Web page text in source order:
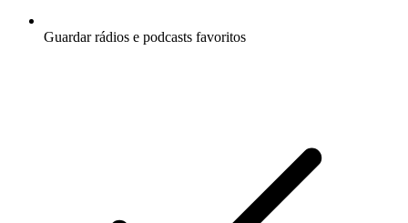
Guardar rádios e podcasts favoritos